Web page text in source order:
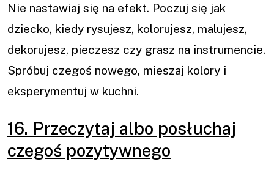
Nie nastawiaj się na efekt. Poczuj się jak
dziecko, kiedy rysujesz, kolorujesz, malujesz,
dekorujesz, pieczesz czy grasz na instrumencie.
Spróbuj czegoś nowego, mieszaj kolory i
eksperymentuj w kuchni.
16. Przeczytaj albo posłuchaj
czegoś pozytywnego